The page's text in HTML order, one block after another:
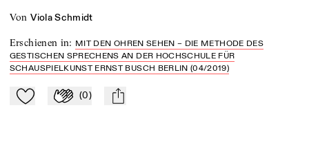
von Viola Schmidt
Erschienen in: MIT DEN OHREN SEHEN – DIE METHODE DES
GESTISCHEN SPRECHENS AN DER HOCHSCHULE FÜR
SCHAUSPIELKUNST ERNST BUSCH BERLIN (04/2019)
Zu Mein-TdZ hinzufügen
Applaudieren
(0) mail